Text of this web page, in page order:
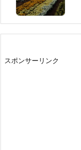
スポンサーリンク